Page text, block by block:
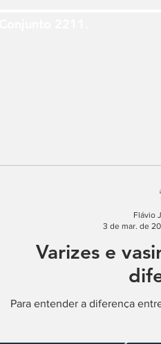
Varizes e
Para entender a diferença
Flávio
3 de mar. de